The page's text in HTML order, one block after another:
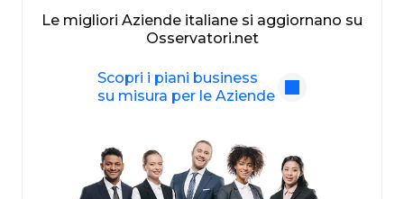
Le migliori Aziende italiane si aggiornano su
Osservatori.net
Scopri i piani business
su misura per le Aziende